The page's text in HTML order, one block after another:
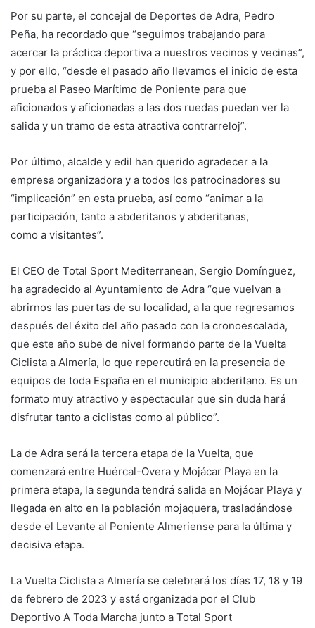
Por su parte, el concejal de Deportes de Adra, Pedro
Peña, ha recordado que “seguimos trabajando para
acercar la práctica deportiva a nuestros vecinos y vecinas”,
y por ello, “desde el pasado año llevamos el inicio de esta
prueba al Paseo Marítimo de Poniente para que
aficionados y aficionadas a las dos ruedas puedan ver la
salida y un tramo de esta atractiva contrarreloj”.
Por último, alcalde y edil han querido agradecer a la
empresa organizadora y a todos los patrocinadores su
“implicación” en esta prueba, así como “animar a la
participación, tanto a abderitanos y abderitanas,
como a visitantes”.
El CEO de Total Sport Mediterranean, Sergio Domínguez,
ha agradecido al Ayuntamiento de Adra “que vuelvan a
abrirnos las puertas de su localidad, a la que regresamos
después del éxito del año pasado con la cronoescalada,
que este año sube de nivel formando parte de la Vuelta
Ciclista a Almería, lo que repercutirá en la presencia de
equipos de toda España en el municipio abderitano. Es un
formato muy atractivo y espectacular que sin duda hará
disfrutar tanto a ciclistas como al público”.
La de Adra será la tercera etapa de la Vuelta, que
comenzará entre Huércal-Overa y Mojácar Playa en la
primera etapa, la segunda tendrá salida en Mojácar Playa y
llegada en alto en la población mojaquera, trasladándose
desde el Levante al Poniente Almeriense para la última y
decisiva etapa.
La Vuelta Ciclista a Almería se celebrará los días 17, 18 y 19
de febrero de 2023 y está organizada por el Club
Deportivo A Toda Marcha junto a Total Sport